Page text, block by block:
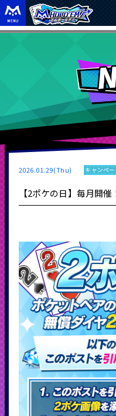
2026.01.29(Thu) キャンペ
【2ポケの日】毎月開